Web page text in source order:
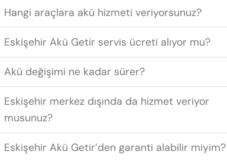
Hangi araçlara akü hizmeti veriyorsunuz?
Eskişehir Akü Getir servis ücreti alıyor mu?
Akü değişimi ne kadar sürer?
Eskişehir merkez dışında da hizmet veriyor
musunuz?
Eskişehir Akü Getir’den garanti alabilir miyim?